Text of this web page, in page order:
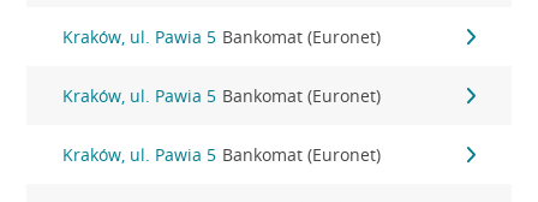
Kraków, ul. Pawia 5 Bankomat (Euronet)
Kraków, ul. Pawia 5 Bankomat (Euronet)
Kraków, ul. Pawia 5 Bankomat (Euronet)